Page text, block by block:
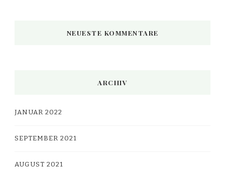
NEUESTE KOMMENTARE
ARCHIV
JANUAR 2022
SEPTEMBER 2021
AUGUST 2021